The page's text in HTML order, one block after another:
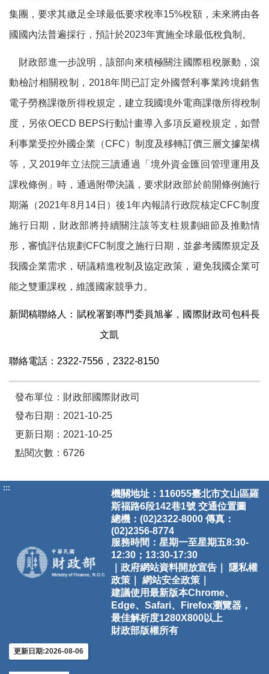
集團，要求其繳足全球最低要求稅率15%稅額，未來將由各
國國內法普遍採行，預計於2023年實施全球最低稅負制。
財政部進一步說明，該部向來積極關注國際租稅脈動，滾
動檢討相關稅制， 2018年間已訂定外國營利事業跨境銷售
電子勞務課徵所得稅規定，建立我國境外電商課徵所得稅制
度，另依OECD BEPS行動計畫導入多項反避稅規定，如營
利事業受控外國企業（CFC）制度及移轉訂價三層文據架構
等，又 2019年立法院三讀通過「境外資金匯回管理運用及
課稅條例」時，通過附帶決議，要求財政部於前開條例施行
期滿（2021年8月 14 日）後1年內報請行政院核定CFC制度
施行日期，財政部將持續關注該等支柱規劃細節及推動情
形，審慎評估規劃 CFC制度之施行日期，並參考國際規定及
我國企業需求，研議精進稅制及協定政策，避免我國企業可
能之雙重課稅，維護國家競爭力。
新聞稿聯絡人：賦稅署劉專門委員旭峯，國際財政司包科長
文凱
聯絡電話： 2322-7556 ， 2322-8150
發布單位：財政部國際財政司
發布日期：2021-10-25
更新日期：2021-10-25
點閱次數：6726
:::
機關地址：116055臺北市文山區羅
斯福路6段142巷1號 交通位置圖
總機：(02)2322-8000 傳真：
(02)2356-8774
服務時間：星期一至星期五8:30-
12:30；13:30-17:30
｜政府網站資料開放宣告｜
隱私權
政策｜
網站安全政策｜
建議使用最新版本Chrome、
Edge、Safari、Firefox瀏覽器，
最佳解析度1280X800以上
財政部版權所有
更新日期:2026-08-06